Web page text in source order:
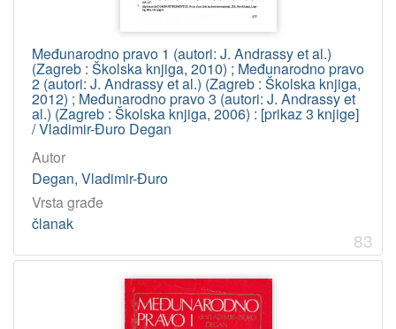
Međunarodno pravo 1 (autori: J. Andrassy et al.)
(Zagreb : Školska knjiga, 2010) ; Međunarodno pravo
2 (autori: J. Andrassy et al.) (Zagreb : Školska knjiga,
2012) ; Međunarodno pravo 3 (autori: J. Andrassy et
al.) (Zagreb : Školska knjiga, 2006) : [prikaz 3 knjige]
/ Vladimir-Đuro Degan
Autor
Degan, Vladimir-Đuro
Vrsta građe
članak
83